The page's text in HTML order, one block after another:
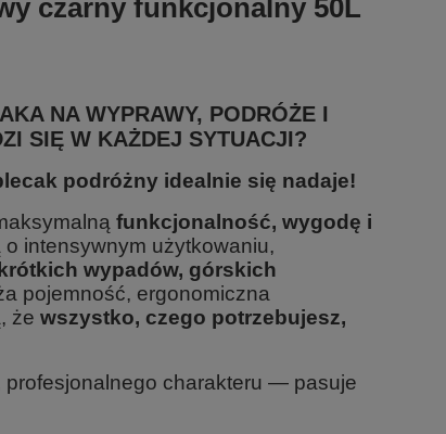
czarny funkcjonalny 50L
NA WYPRAWY, PODRÓŻE I
SIĘ W KAŻDEJ SYTUACJI?
podróżny idealnie się nadaje!
funkcjonalność, wygodę i
intensywnym użytkowaniu,
wypadów, górskich
pojemność, ergonomiczna
że wszystko, czego potrzebujesz,
charakteru — pasuje